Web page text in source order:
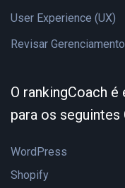
User Experience (UX)
Revisar Gerenciamento
O rankingCoach
para os seguintes
WordPress
Shopify